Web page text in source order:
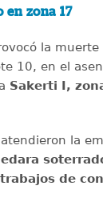
zona 17
la
10, en el
Sakerti I,
la
trabajos de